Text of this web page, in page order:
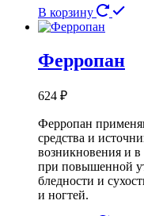
В корзину
Ферропан
624 ₽
Ферропан
средства и
возникновения и
при повышенной
бледности и
и ногтей.